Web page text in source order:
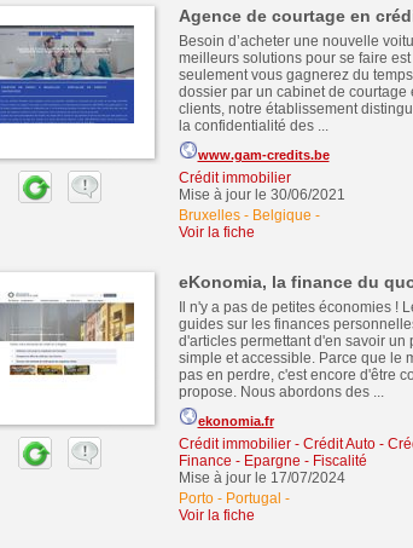
Agence de courtage en
Besoin d’acheter une nouvelle
meilleurs solutions pour se faire
seulement vous gagnerez du
dossier par un cabinet de courtage
clients, notre établissement
la confidentialité des ...
www.gam-credits.be
Crédit immobilier
Mise à jour le 30/06/2021
Bruxelles - Belgique -
Voir la fiche
eKonomia, la finance du
Il n'y a pas de petites économies !
guides sur les finances
d'articles permettant d'en savoir
simple et accessible. Parce que le
pas en perdre, c'est encore d'être
propose. Nous abordons des ...
ekonomia.fr
Crédit immobilier- Crédit Auto-
Finance - Epargne - Fiscalité
Mise à jour le 17/07/2024
Porto - Portugal -
Voir la fiche